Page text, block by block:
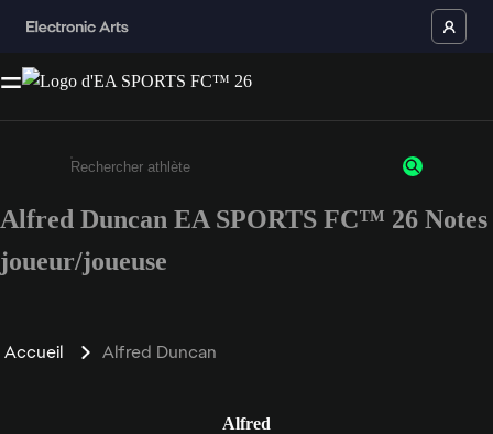
Saisissez au moins 3 caractères ou chiffres.
Alfred Duncan EA SPORTS FC™ 26 Notes
joueur/joueuse
Accueil Alfred Duncan
Alfred